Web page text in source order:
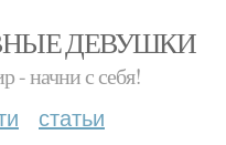
ДЕВУШКИ
- начни с себя!
статьи